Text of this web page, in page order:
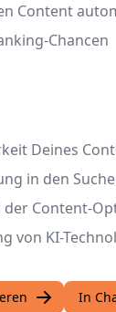
Content
Chancen
Deines
in den
der Content-
von KI-
In